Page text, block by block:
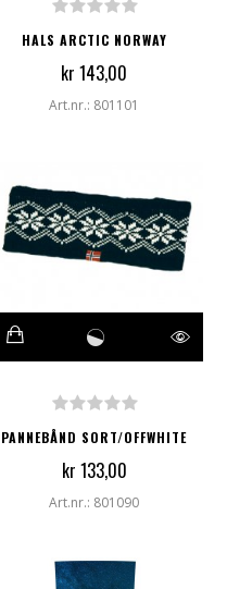
HALS ARCTIC NORWAY
kr 143,00
Art.nr.: 801101
PANNEBÅND SORT/OFFWHITE
kr 133,00
Art.nr.: 801090